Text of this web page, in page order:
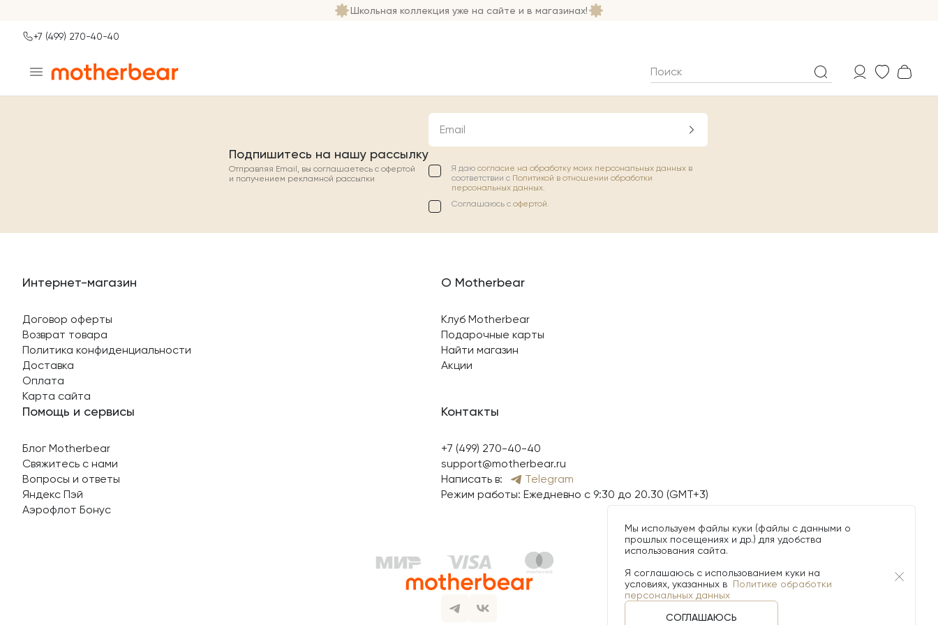
Школьная коллекция уже на сайте и в магазинах!
Ваш город
+7 (499) 270-40-40
Подпишитесь на нашу рассылку
Отправляя Email, вы соглашаетесь с офертой
и получением рекламной рассылки
Email
Я даю согласие на обработку моих персональных данных в
соответствии с Политикой в отношении обработки
персональных данных.
Соглашаюсь с офертой.
Интернет-магазин
Договор оферты
Возврат товара
Политика конфиденциальности
Доставка
Оплата
Карта сайта
О Motherbear
Клуб Motherbear
Подарочные карты
Найти магазин
Акции
Помощь и сервисы
Блог Motherbear
Свяжитесь с нами
Вопросы и ответы
Яндекс Пэй
Аэрофлот Бонус
Контакты
+7 (499) 270-40-40
support@motherbear.ru
Написать в:
Telegram
Режим работы: Ежедневно с 9:30 до 20.30 (GMT+3)
Мы используем файлы куки (файлы с данными о
прошлых посещениях и др.) для удобства
использования сайта.
Я соглашаюсь с использованием куки на
условиях, указанных в Политике обработки
персональных данных
СОГЛАШАЮСЬ